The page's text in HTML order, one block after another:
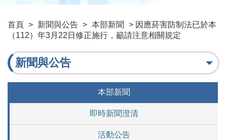
首頁 > 新聞與公告 > 本部新聞
> 因應菸害防制法已於本
（112）年3月22日修正施行，籲請注意相關規定
新聞與公告
本部新聞
即時新聞澄清
活動公告